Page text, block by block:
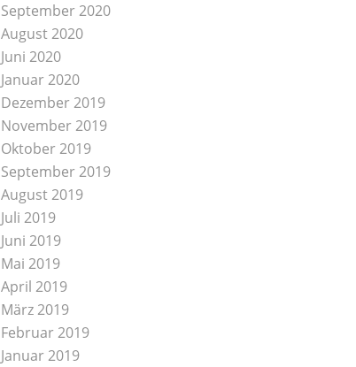
September 2020
August 2020
Juni 2020
Januar 2020
Dezember 2019
November 2019
Oktober 2019
September 2019
August 2019
Juli 2019
Juni 2019
Mai 2019
April 2019
März 2019
Februar 2019
Januar 2019